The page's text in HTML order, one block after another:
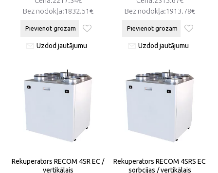
Bez nodokļa:1832.51€
Pievienot grozam
Uzdod jautājumu
Bez nodokļa:1913.78€
Pievienot grozam
Uzdod jautājumu
Rekuperators RECOM 4SR EC /
vertikālais
Rekuperators RECOM 4SRS EC
sorbcijas / vertikālais